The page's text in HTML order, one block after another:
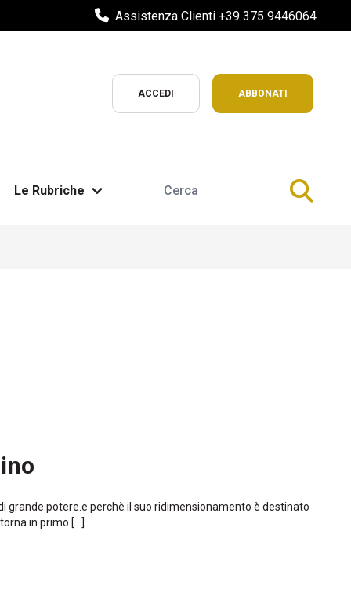
Assistenza Clienti +39 375 9446064
ACCEDI ABBONATI
Le Rubriche
grande potere.e perchè il suo ridimensionamento è destinato
in primo […]